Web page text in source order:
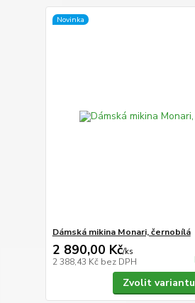
Novinka
Dámská mikina Monari, černobílá
2 890,00 Kč/ks
2 388,43 Kč bez DPH
Zvolit variantu